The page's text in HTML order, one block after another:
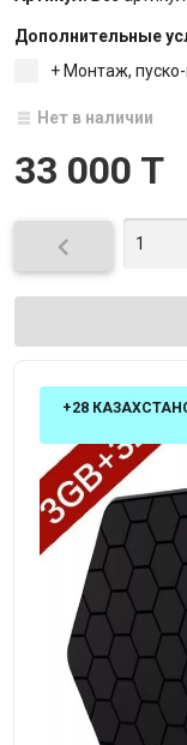
Дополнительные
+ Монтаж,
Нет в наличии
33 000 T

+28